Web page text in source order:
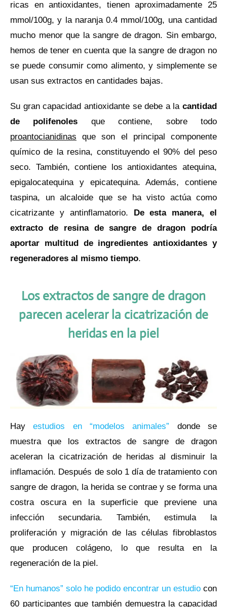
ricas en antioxidantes, tienen aproximadamente 25
mmol/100g, y la naranja 0.4 mmol/100g, una cantidad
mucho menor que la sangre de dragon. Sin embargo,
hemos de tener en cuenta que la sangre de dragon no
se puede consumir como alimento, y simplemente se
usan sus extractos en cantidades bajas.
Su gran capacidad antioxidante se debe a la cantidad
de polifenoles que contiene, sobre todo
proantocianidinas que son el principal componente
químico de la resina, constituyendo el 90% del peso
seco. También, contiene los antioxidantes atequina,
epigalocatequina y epicatequina. Además, contiene
taspina, un alcaloide que se ha visto actúa como
cicatrizante y antinflamatorio. De esta manera, el
extracto de resina de sangre de dragon podría
aportar multitud de ingredientes antioxidantes y
regeneradores al mismo tiempo.
Los extractos de sangre de dragon
parecen acelerar la cicatrización de
heridas en la piel
Hayestudios en “modelos animales” donde se
muestra que los extractos de sangre de dragon
aceleran la cicatrización de heridas al disminuir la
inflamación. Después de solo 1 día de tratamiento con
sangre de dragon, la herida se contrae y se forma una
costra oscura en la superficie que previene una
infección secundaria. También, estimula la
proliferación y migración de las células fibroblastos
que producen colágeno, lo que resulta en la
regeneración de la piel.
“En humanos” solo he podido encontrar un estudio con
60 participantes que también demuestra la capacidad